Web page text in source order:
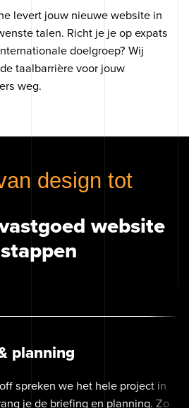
levert jouw nieuwe website in
talen. Richt je je op expats
doelgroep? Wij
taalbarrière voor jouw
weg.
design tot
website
planning
spreken we het hele project in
je de briefing en planning. Zo